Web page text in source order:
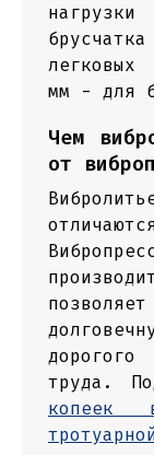
легковых
мм - для
Чем
от
труда.
копеек